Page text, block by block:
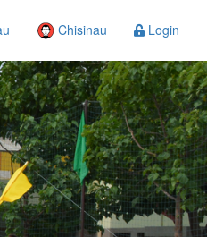
Chisinau Login